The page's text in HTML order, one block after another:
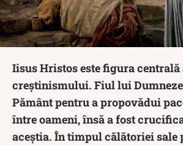
Iisus Hristos este figura centrală
creștinismului. Fiul lui
Pământ pentru a propovădui
între oameni, însă a fost
aceștia. În timpul călătoriei sale